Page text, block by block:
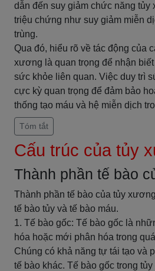
dẫn đến suy giảm chức năng tủy
triệu chứng như suy giảm miễn
trùng.
Qua đó, hiểu rõ về tác động của
xương là quan trọng để nhận
sức khỏe liên quan. Việc duy trì
cực kỳ quan trọng để đảm bảo
thống tạo máu và hệ miễn dịch
Tóm tắt
Cấu trúc của tủy
Thành phần tế bào
Thành phần tế bào của tủy
tế bào tủy và tế bào máu.
1. Tế bào gốc: Tế bào gốc là
hóa hoặc mới phân hóa trong
Chúng có khả năng tự tái tạo và
tế bào khác. Tế bào gốc trong